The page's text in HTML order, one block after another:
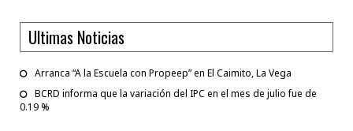
Ultimas Noticias
Arranca “A la Escuela con Propeep” en El Caimito, La Vega
BCRD informa que la variación del IPC en el mes de julio fue de
0.19 %